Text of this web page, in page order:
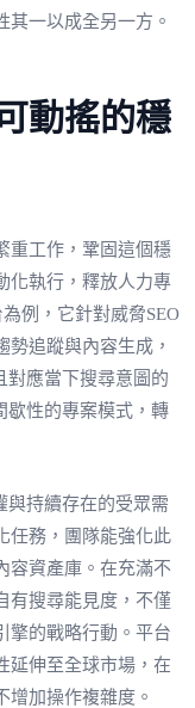
其一以成全另一方。
動搖的穩
重工作，鞏固這個穩
化執行，釋放人力專
例，它針對威脅SEO
追蹤與內容生成，
對應當下搜尋意圖的
歇性的專案模式，轉
與持續存在的受眾需
任務，團隊能強化此
容資產庫。在充滿不
有搜尋能見度，不僅
擎的戰略行動。平台
延伸至全球市場，在
增加操作複雜度。